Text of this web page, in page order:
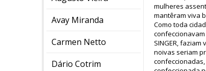
Avay Miranda
Carmen Netto
Dário Cotrim
mulheres
mantêram viva
Como toda
SINGER,
noivas seriam
confeccionadas,